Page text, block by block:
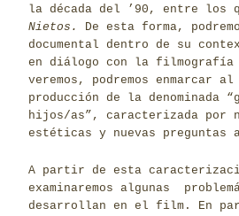
la década del ’90, entre los
Nietos. De esta forma,
documental dentro de su
en diálogo con la filmografía
veremos, podremos enmarcar
producción de la denominada
hijos/as”, caracterizada por
estéticas y nuevas preguntas
A partir de esta
examinaremos algunas
desarrollan en el film. En